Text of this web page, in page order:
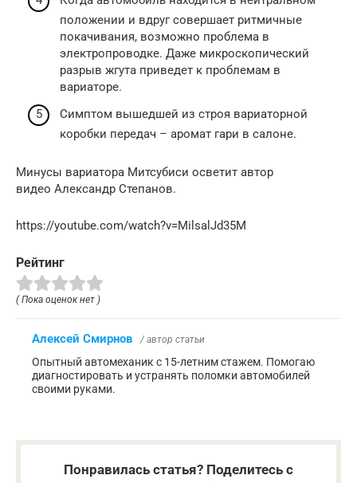
положении и вдруг совершает ритмичные
покачивания, возможно проблема в
электропроводке. Даже микроскопический
разрыв жгута приведет к проблемам в
вариаторе.
Симптом вышедшей из строя вариаторной
коробки передач – аромат гари в салоне.
Минусы вариатора Митсубиси осветит автор
видео Александр Степанов.
https://youtube.com/watch?v=MilsalJd35M
Рейтинг
( Пока оценок нет )
Алексей Смирнов / автор статьи
Опытный автомеханик с 15-летним стажем. Помогаю
диагностировать и устранять поломки автомобилей
своими руками.
Понравилась статья? Поделитесь с